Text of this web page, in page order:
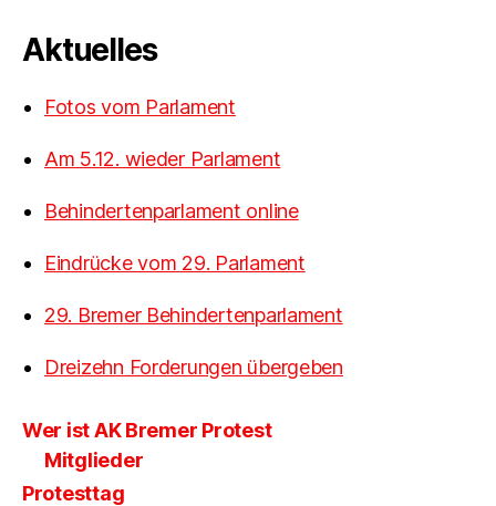
Aktuelles
Fotos vom Parlament
Am 5.12. wieder Parlament
Behindertenparlament online
Eindrücke vom 29. Parlament
29. Bremer Behindertenparlament
Dreizehn Forderungen übergeben
Wer ist AK Bremer Protest
Mitglieder
Protesttag